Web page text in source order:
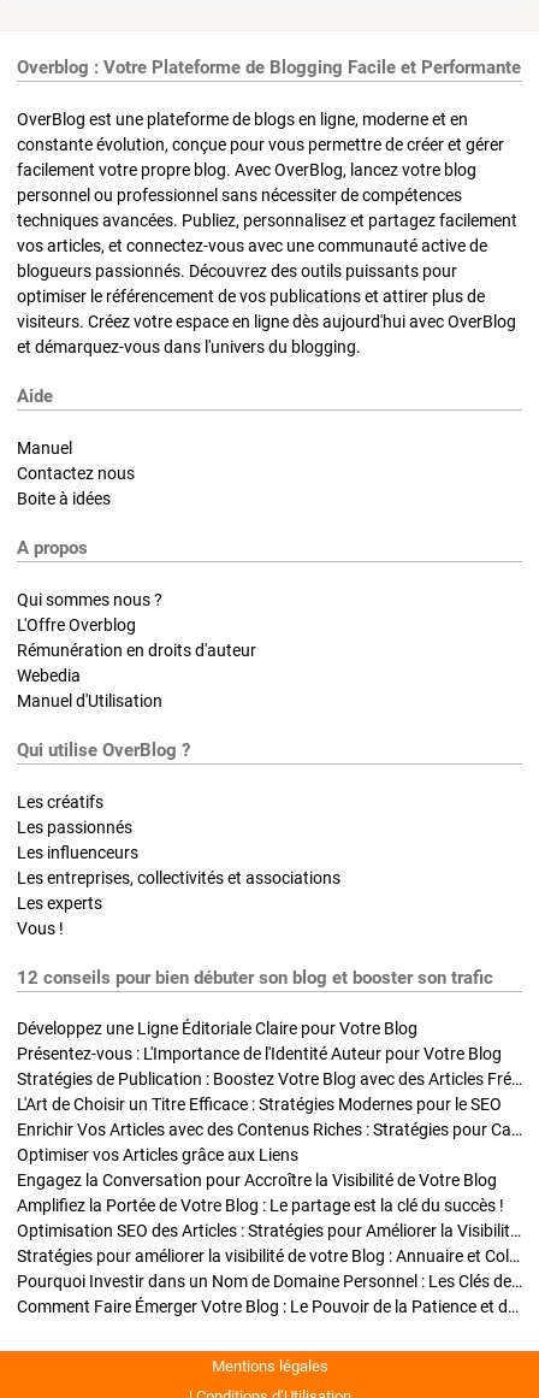
Overblog : Votre Plateforme de Blogging Facile et Performante
OverBlog est une plateforme de blogs en ligne, moderne et en
constante évolution, conçue pour vous permettre de créer et gérer
facilement votre propre blog. Avec OverBlog, lancez votre blog
personnel ou professionnel sans nécessiter de compétences
techniques avancées. Publiez, personnalisez et partagez facilement
vos articles, et connectez-vous avec une communauté active de
blogueurs passionnés. Découvrez des outils puissants pour
optimiser le référencement de vos publications et attirer plus de
visiteurs. Créez votre espace en ligne dès aujourd'hui avec OverBlog
et démarquez-vous dans l'univers du blogging.
Aide
Manuel
Contactez nous
Boite à idées
A propos
Qui sommes nous ?
L'Offre Overblog
Rémunération en droits d'auteur
Webedia
Manuel d'Utilisation
Qui utilise OverBlog ?
Les créatifs
Les passionnés
Les influenceurs
Les entreprises, collectivités et associations
Les experts
Vous !
12 conseils pour bien débuter son blog et booster son trafic
Développez une Ligne Éditoriale Claire pour Votre Blog
Présentez-vous : L'Importance de l'Identité Auteur pour Votre Blog
Stratégies de Publication : Boostez Votre Blog avec des Articles Fréquents et Exclusifs
L'Art de Choisir un Titre Efficace : Stratégies Modernes pour le SEO
Enrichir Vos Articles avec des Contenus Riches : Stratégies pour Captiver et Optimiser
Optimiser vos Articles grâce aux Liens
Engagez la Conversation pour Accroître la Visibilité de Votre Blog
Amplifiez la Portée de Votre Blog : Le partage est la clé du succès !
Optimisation SEO des Articles : Stratégies pour Améliorer la Visibilité de Votre Blog
Stratégies pour améliorer la visibilité de votre Blog : Annuaire et Collaborations
Pourquoi Investir dans un Nom de Domaine Personnel : Les Clés de la Réussite de Votre Blog
Comment Faire Émerger Votre Blog : Le Pouvoir de la Patience et de la Persévérance
Mentions légales